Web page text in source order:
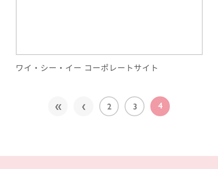
サイトへ移動
ワイ・シー・イー コーポレートサイト
« ‹ 2 3 4